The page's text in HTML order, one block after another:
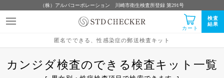
（株）アルバコーポレーション 川崎市衛生検査所登録 第291号
匿名でできる、性感染症の郵送検査キット
カート
検査
結果
カンジダ検査のできる検査キット一覧